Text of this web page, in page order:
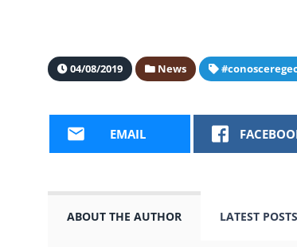
04/08/2019 News
EMAIL
ABOUT THE AUTHOR LATEST POSTS